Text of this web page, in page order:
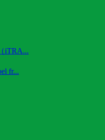
iTRA...
fr...